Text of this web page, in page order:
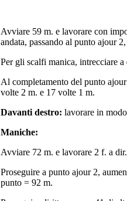
Avviare 59 m. e lavorare con
andata, passando al punto ajour
Per gli scalfi manica, intrecciare a
Al completamento del punto
volte 2 m. e 17 volte 1 m.
Davanti destro: lavorare in
Maniche:
Avviare 72 m. e lavorare 2 f. a dir.
Proseguire a punto ajour 2,
punto = 92 m.